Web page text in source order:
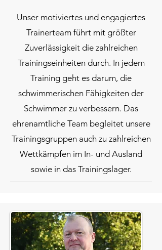
Unser motiviertes und engagiertes
Trainerteam führt mit größter
Zuverlässigkeit die zahlreichen
Trainingseinheiten durch. In jedem
Training geht es darum, die
schwimmerischen Fähigkeiten der
Schwimmer zu verbessern. Das
ehrenamtliche Team begleitet unsere
Trainingsgruppen auch zu zahlreichen
Wettkämpfen im In- und Ausland
sowie in das Trainingslager.